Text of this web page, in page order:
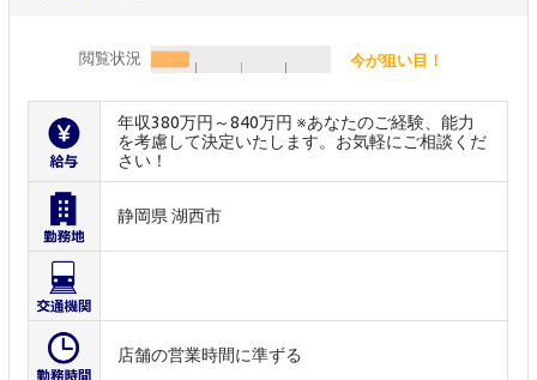
閲覧状況 今が狙い目！
年収380万円～840万円 ※あなたのご経験、能力
を考慮して決定いたします。お気軽にご相談くだ
さい！
静岡県 湖西市
店舗の営業時間に準ずる